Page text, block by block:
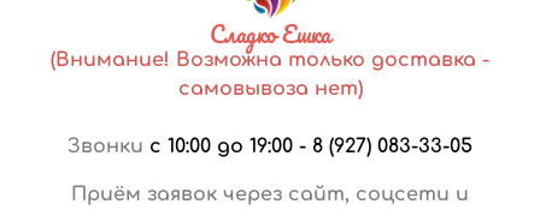
Сладко Ешка
(Внимание! Возможна только доставка -
самовывоза нет)
Звонки с 10:00 до 19:00 - 8 (927) 083-33-05
Приём заявок через сайт, соцсети и